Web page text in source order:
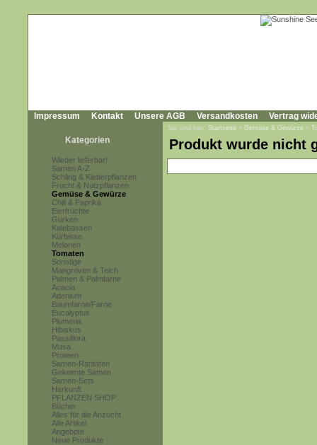
Impressum Kontakt Unsere AGB Versandkosten Vertrag
Kategorien
Wieder lieferbar!
Samen A-Z
Schling & Kletterpflanzen
Frucht & Nutzpflanzen
Gemüse & Gewürze
Chili & Paprika
Eierfrüchte
Gurken
Kalebassen
Kürbisse
Melonen
Tomaten
Sonstige
Mangroven & Teich
Palmen & Palmfarne
Acacia
Adenium
Baumfarne/Farne
Eucalyptus
Plumeria
Hibiskus
Passiflora
Musa
Proteen
Samen-Raritäten
Gekeimte Samen
Samen-Sets
Herkunft
PFLANZEN SHOP
Bücher
Alles für die Anzucht
Alle Artikel
Angebote
Neue Produkte
Sie sind hier: Startseite » Gemüse & Gewürze »
Produkt wurde nicht